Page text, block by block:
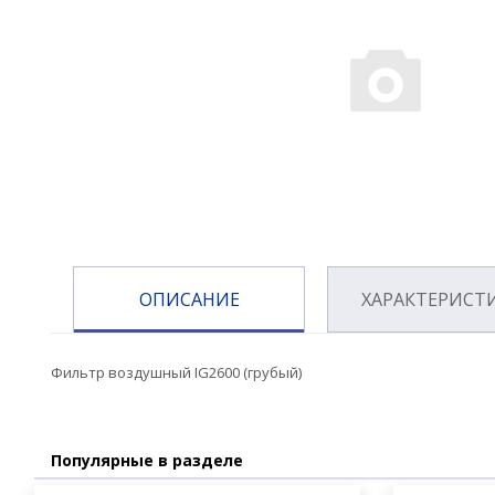
ОПИСАНИЕ
Фильтр воздушный IG2600 (грубый)
Популярные в разделе